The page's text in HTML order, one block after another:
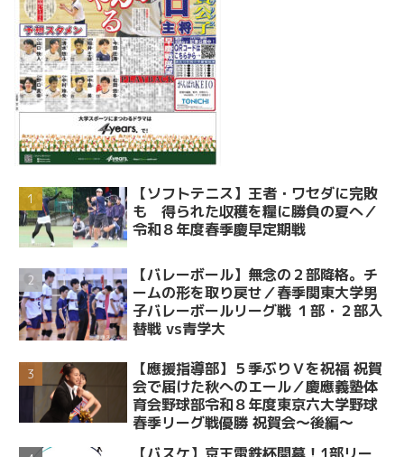
【ソフトテニス】王者・ワセダに完敗
も 得られた収穫を糧に勝負の夏へ／
令和８年度春季慶早定期戦
【バレーボール】無念の２部降格。チ
ームの形を取り戻せ／春季関東大学男
子バレーボールリーグ戦 １部・２部入
替戦 vs青学大
【應援指導部】５季ぶりＶを祝福 祝賀
会で届けた秋へのエール／慶應義塾体
育会野球部令和８年度東京六大学野球
春季リーグ戦優勝 祝賀会～後編～